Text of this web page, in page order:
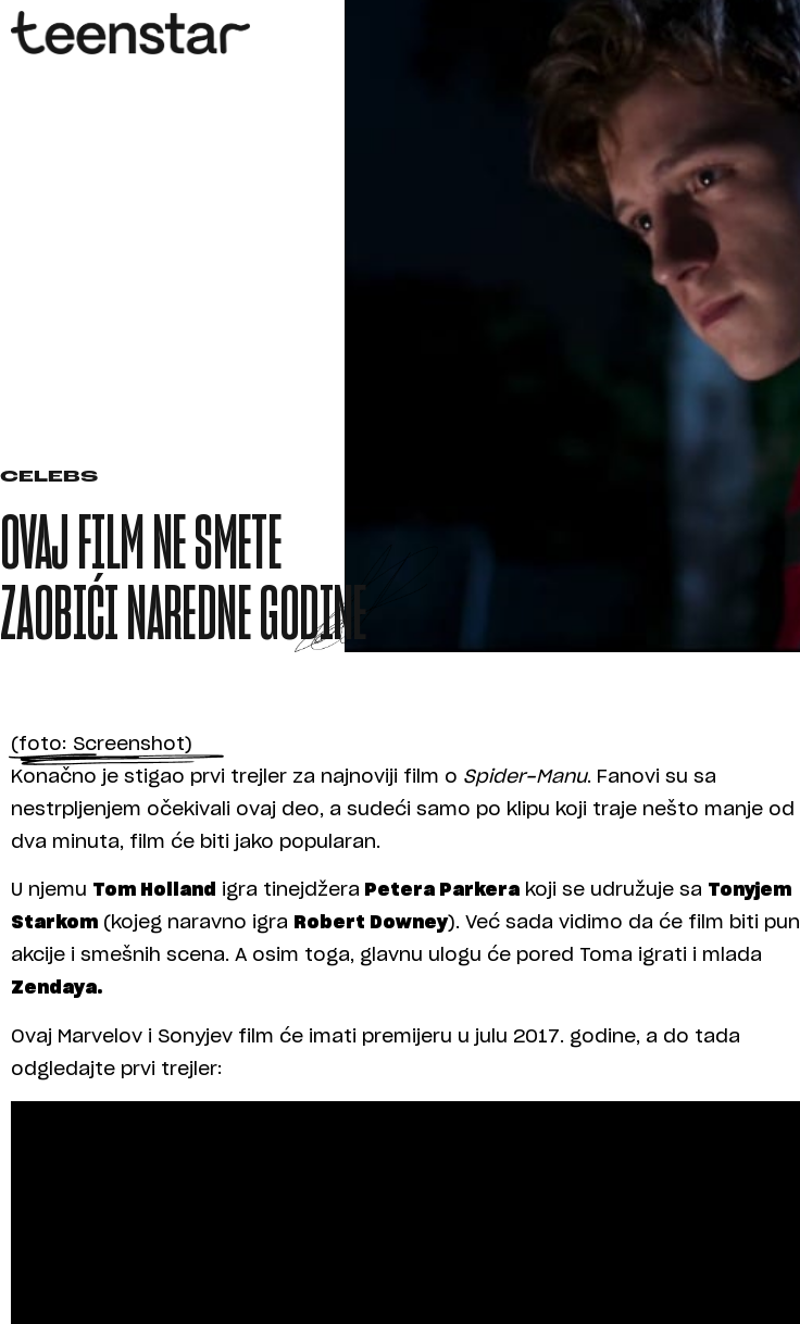
CELEBS
OVAJ FILM NE SMETE
ZAOBIĆI NAREDNE GODINE
(foto: Screenshot)
Konačno je stigao prvi trejler za najnoviji film o Spider-Manu. Fanovi su sa
nestrpljenjem očekivali ovaj deo, a sudeći samo po klipu koji traje nešto manje od
dva minuta, film će biti jako popularan.
U njemu Tom Holland igra tinejdžera Petera Parkera koji se udružuje sa Tonyjem
Starkom (kojeg naravno igra Robert Downey). Već sada vidimo da će film biti pun
akcije i smešnih scena. A osim toga, glavnu ulogu će pored Toma igrati i mlada
Zendaya.
Ovaj Marvelov i Sonyjev film će imati premijeru u julu 2017. godine, a do tada
odgledajte prvi trejler: